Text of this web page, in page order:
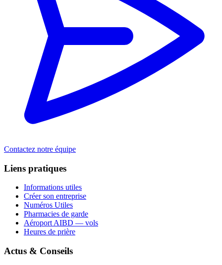
Contactez notre équipe
Liens pratiques
Informations utiles
Créer son entreprise
Numéros Utiles
Pharmacies de garde
Aéroport AIBD — vols
Heures de prière
Actus & Conseils